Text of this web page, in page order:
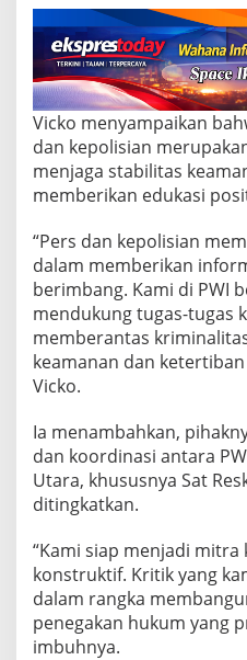
p
u
n
g
U
t
a
r
a
Vicko menyampaikan
dan kepolisian
menjaga stabilitas
memberikan edukasi
“Pers dan kepolisian
dalam memberikan
berimbang. Kami di PWI
mendukung tugas-tugas
memberantas
keamanan dan
Vicko.
Ia menambahkan,
dan koordinasi antara
Utara, khususnya Sat
ditingkatkan.
“Kami siap menjadi mitra
konstruktif. Kritik yang
dalam rangka
penegakan hukum yang
imbuhnya.